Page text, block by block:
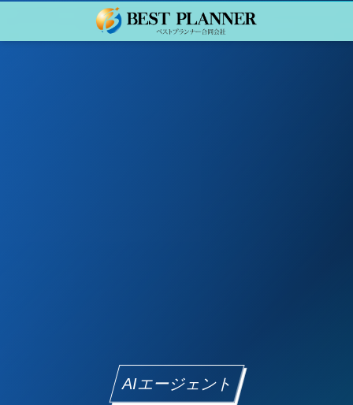
AIエージェント